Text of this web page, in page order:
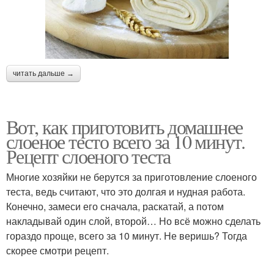
читать дальше →
Вот, как приготовить домашнее
слоеное тесто всего за 10 минут.
Рецепт слоеного теста
Многие хозяйки не берутся за приготовление слоеного
теста, ведь считают, что это долгая и нудная работа.
Конечно, замеси его сначала, раскатай, а потом
накладывай один слой, второй… Но всё можно сделать
гораздо проще, всего за 10 минут. Не веришь? Тогда
скорее смотри рецепт.